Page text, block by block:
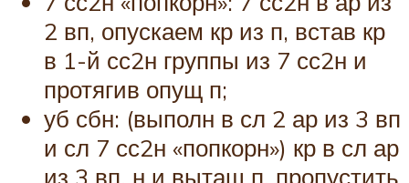
2 вп, опускаем кр из п, встав кр
в 1-й сс2н группы из 7 сс2н и
протягив опущ п;
уб сбн: (выполн в сл 2 ар из 3 вп
и сл 7 сс2н «попкорн») кр в сл ар
из 3 вп, н и вытащ п, пропустить